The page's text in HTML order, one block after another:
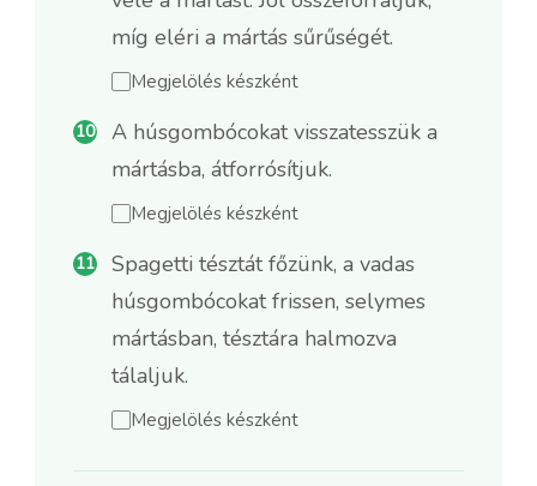
míg eléri a mártás sűrűségét.
Megjelölés készként
A húsgombócokat visszatesszük a
mártásba, átforrósítjuk.
Megjelölés készként
Spagetti tésztát főzünk, a vadas
húsgombócokat frissen, selymes
mártásban, tésztára halmozva
tálaljuk.
Megjelölés készként